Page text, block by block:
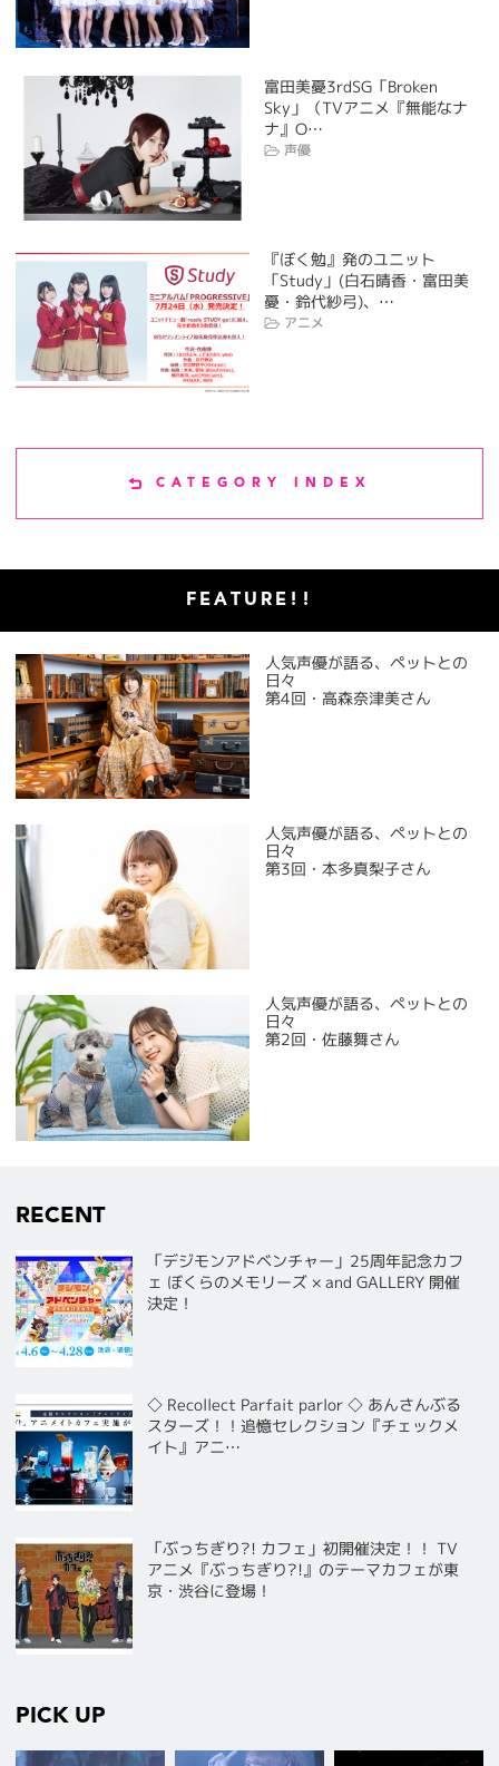
富田美憂3rdSG「Broken
Sky」（TVアニメ『無能なナ
ナ』O…
声優
『ぼく勉』発のユニット
「Study」(白石晴香・富田美
憂・鈴代紗弓)、…
アニメ
CATEGORY INDEX
FEATURE!!
人気声優が語る、ペットとの
日々
第4回・高森奈津美さん
人気声優が語る、ペットとの
日々
第3回・本多真梨子さん
人気声優が語る、ペットとの
日々
第2回・佐藤舞さん
RECENT
「デジモンアドベンチャー」25周年記念カフ
ェ ぼくらのメモリーズ × and GALLERY 開催
決定！
◇ Recollect Parfait parlor ◇ あんさんぶる
スターズ！！追憶セレクション『チェックメ
イト』アニ…
「ぶっちぎり?! カフェ」初開催決定！！ TV
アニメ『ぶっちぎり?!』のテーマカフェが東
京・渋谷に登場！
PICK UP